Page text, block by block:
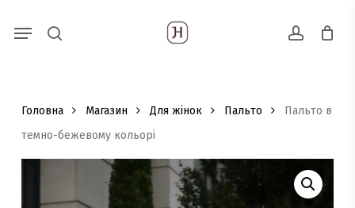
Пошук
товарів
account
Menu
Головна Магазин Для жінок Пальто
Пальто в
темно-бежевому кольорі